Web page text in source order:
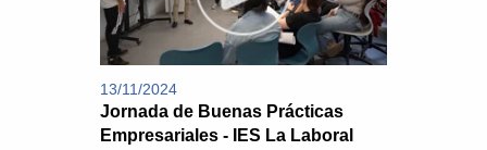
13/11/2024
Jornada de Buenas Prácticas
Empresariales - IES La Laboral